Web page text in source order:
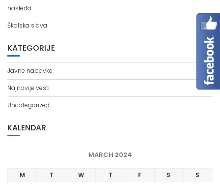
nasleđa
Školska slava
KATEGORIJE
Javne nabavke
Najnovije vesti
Uncategorized
KALENDAR
MARCH 2024
M T W T F S S